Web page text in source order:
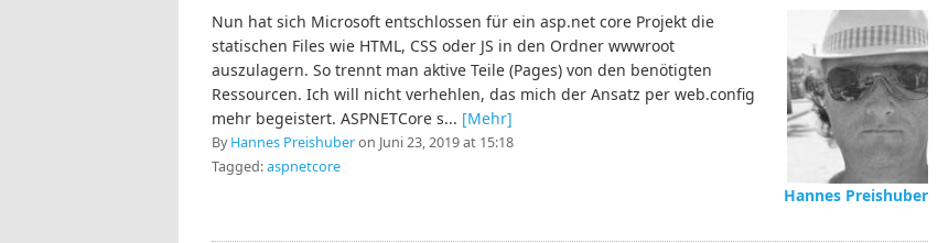
Hannes Preishuber
Nun hat sich Microsoft entschlossen für ein asp.net core Projekt die
statischen Files wie HTML, CSS oder JS in den Ordner wwwroot
auszulagern. So trennt man aktive Teile (Pages) von den benötigten
Ressourcen. Ich will nicht verhehlen, das mich der Ansatz per web.config
mehr begeistert. ASPNETCore s... [Mehr]
ByHannes Preishuberon Juni 23, 2019 at 15:18
Tagged:aspnetcore